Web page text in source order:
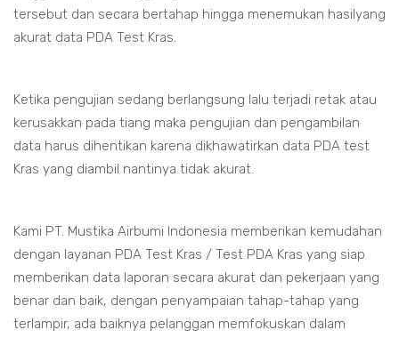
tersebut dan secara bertahap hingga menemukan hasilyang
akurat data PDA Test Kras.
Ketika pengujian sedang berlangsung lalu terjadi retak atau
kerusakkan pada tiang maka pengujian dan pengambilan
data harus dihentikan karena dikhawatirkan data PDA test
Kras yang diambil nantinya tidak akurat.
Kami PT. Mustika Airbumi Indonesia memberikan kemudahan
dengan layanan PDA Test Kras / Test PDA Kras yang siap
memberikan data laporan secara akurat dan pekerjaan yang
benar dan baik, dengan penyampaian tahap-tahap yang
terlampir, ada baiknya pelanggan memfokuskan dalam